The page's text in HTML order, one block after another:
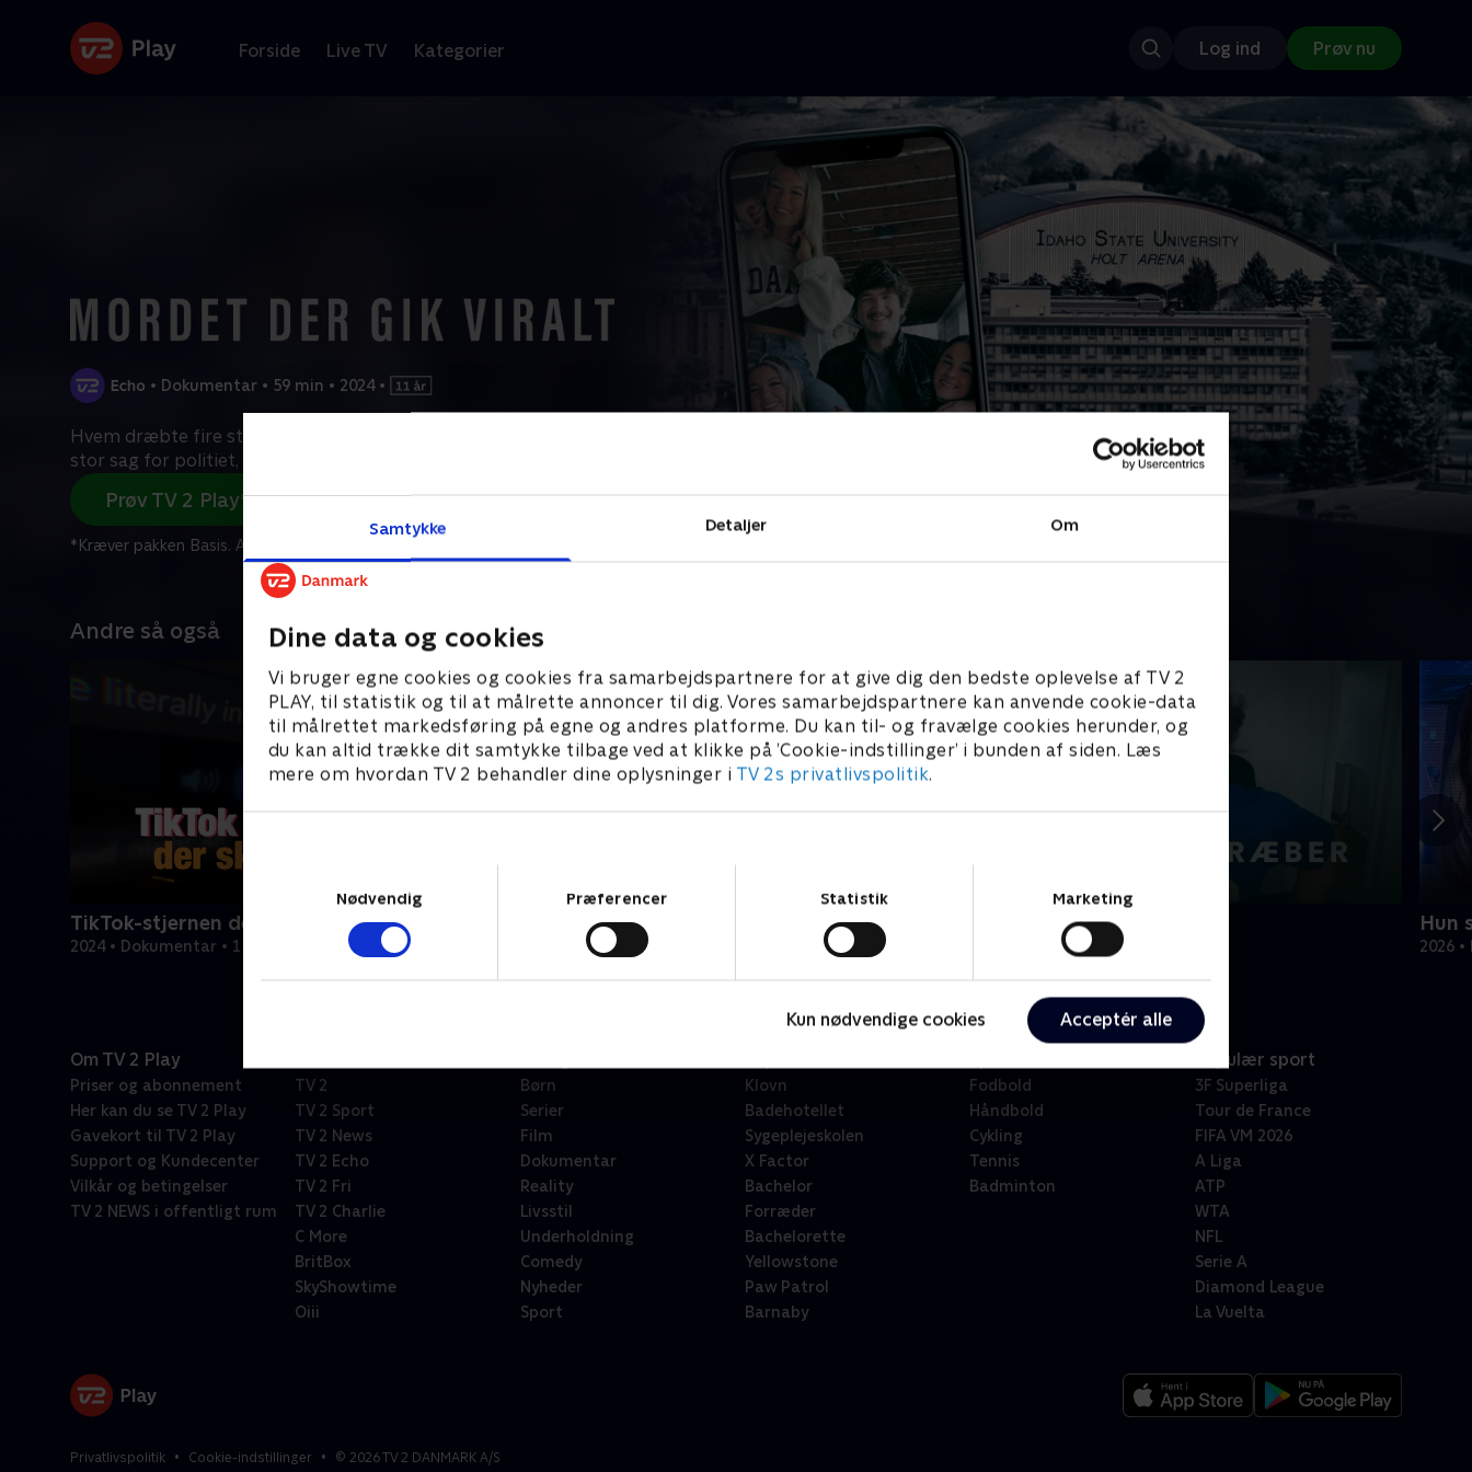
Samtykke Detaljer Om
Dine data og cookies
Vi bruger egne cookies og cookies fra samarbejdspartnere for at give dig den bedste oplevelse af TV 2
PLAY, til statistik og til at målrette annoncer til dig. Vores samarbejdspartnere kan anvende cookie-data
til målrettet markedsføring på egne og andres platforme. Du kan til- og fravælge cookies herunder, og
du kan altid trække dit samtykke tilbage ved at klikke på ’Cookie-indstillinger’ i bunden af siden. Læs
mere om hvordan TV 2 behandler dine oplysninger i TV 2s privatlivspolitik.
Nødvendig
Præferencer Statistik Marketing
Kun nødvendige cookies Acceptér alle
Forside Live TV Kategorier Log ind Prøv nu
• Dokumentar • 59 min • 2024 •
Hvem dræbte fire studerende fra Idaho i november 2022? En
stor sag for politiet, naturligvis, men på TikTok blev
Prøv TV 2 Play*
*Kræver pakken Basis. Administrer dit abonnement på Mit TV 2.
Andre så også
TikTok-stjernen der skød sin kone
2024 • Dokumentar • 1 t. 26 min
Rolex-drabet
2023 • Dokumentar • 44 min
Når had dræber
2024 • Dokumentar • 42 min
Hun
2026
Om TV 2 Play
Priser og abonnement
Her kan du se TV 2 Play
Gavekort til TV 2 Play
Support og Kundecenter
Vilkår og betingelser
TV 2 NEWS i offentligt rum
TV 2
TV 2 Sport
TV 2 News
TV 2 Echo
TV 2 Fri
TV 2 Charlie
C More
BritBox
SkyShowtime
Oiii
Børn
Serier
Film
Dokumentar
Reality
Livsstil
Underholdning
Comedy
Nyheder
Sport
Klovn
Badehotellet
Sygeplejeskolen
X Factor
Bachelor
Forræder
Bachelorette
Yellowstone
Paw Patrol
Barnaby
Fodbold
Håndbold
Cykling
Tennis
Badminton
Populær sport
3F Superliga
Tour de France
FIFA VM 2026
A Liga
ATP
WTA
NFL
Serie A
Diamond League
La Vuelta
Privatlivspolitik Cookie-indstillinger © 2026TV 2 DANMARK A/S